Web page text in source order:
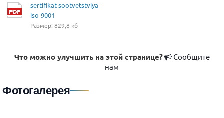
sertifikat-sootvetstviya-
iso-9001
Размер: 829,8 кб
Что можно улучшить на этой странице?
Сообщите
нам
Фотогалерея